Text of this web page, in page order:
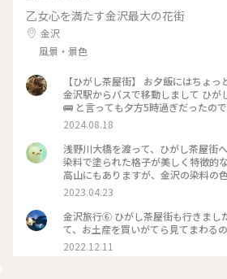
乙女心を満たす金沢最大の花街
金沢
風景・景色
【ひがし茶屋街】 お夕飯にはちょ
金沢駅からバスで移動しまして ひが
🚌 と言っても夕方5時過ぎだったの
ー😱 お目当てだったカフェも金箔ソ
いのー⁈😭な様子でしたが 食べ歩き
りに 夕方になりだいぶ涼しくなった
めで堪能できたのでそれはそれでヨ
茶屋街はまた今度のお楽しみに取っ
堪能しつつ夕涼みのお散歩になりま
古い街並み #ひがし茶屋街 #ひゃくまんさん #夕涼み
北陸応援旅 #ドライブ旅 #金沢 #ことりっぷ金沢 #クラシカル
な街 #ことりっぷ旅2024
2024.08.18
浅野川大橋を渡って、ひがし茶屋街へ。 紅殻という独特の
染料で塗られた格子が美しく特徴的
高山にもありますが、金沢の染料の
そう。 茶屋街以外でも、市内のあちこちでこの木虫籠(きむす
こ)と呼ばれる、むしかごのような
風情があり素敵です。 東料亭組合の前を通ると、芸妓さんの三
味線のお稽古の音が聞こえてきまし
金沢 #私のことりっぷ旅 #レトロな街
2023.04.23
金沢旅行⑥ ひがし茶屋街も行きまし
て、お土産を買いがてら見てまわる
2022.12.11